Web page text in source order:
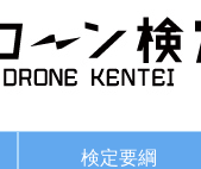
検定要綱